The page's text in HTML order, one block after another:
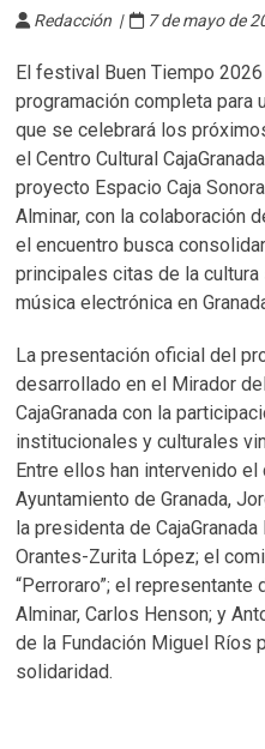
Redacción | 7 de mayo de
El festival Buen Tiempo
programación completa para
que se celebrará los
el Centro Cultural
proyecto Espacio Caja
Alminar, con la colaboración
el encuentro busca
principales citas de la
música electrónica en
La presentación oficial del
desarrollado en el Mirador
CajaGranada con la
institucionales y culturales
Entre ellos han intervenido el
Ayuntamiento de Granada,
la presidenta de
Orantes-Zurita López; el
“Perroraro”; el representante
Alminar, Carlos Henson; y
de la Fundación Miguel Ríos
solidaridad.